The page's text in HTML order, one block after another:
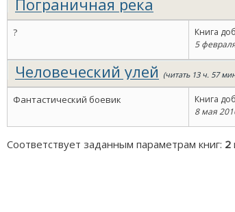
Пограничная река
?
Книга
5
Человеческий улей (читать 13 ч. 57
Фантастический боевик
Книга
8 мая
Соответствует заданным параметрам книг: 2